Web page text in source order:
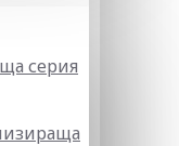
серия